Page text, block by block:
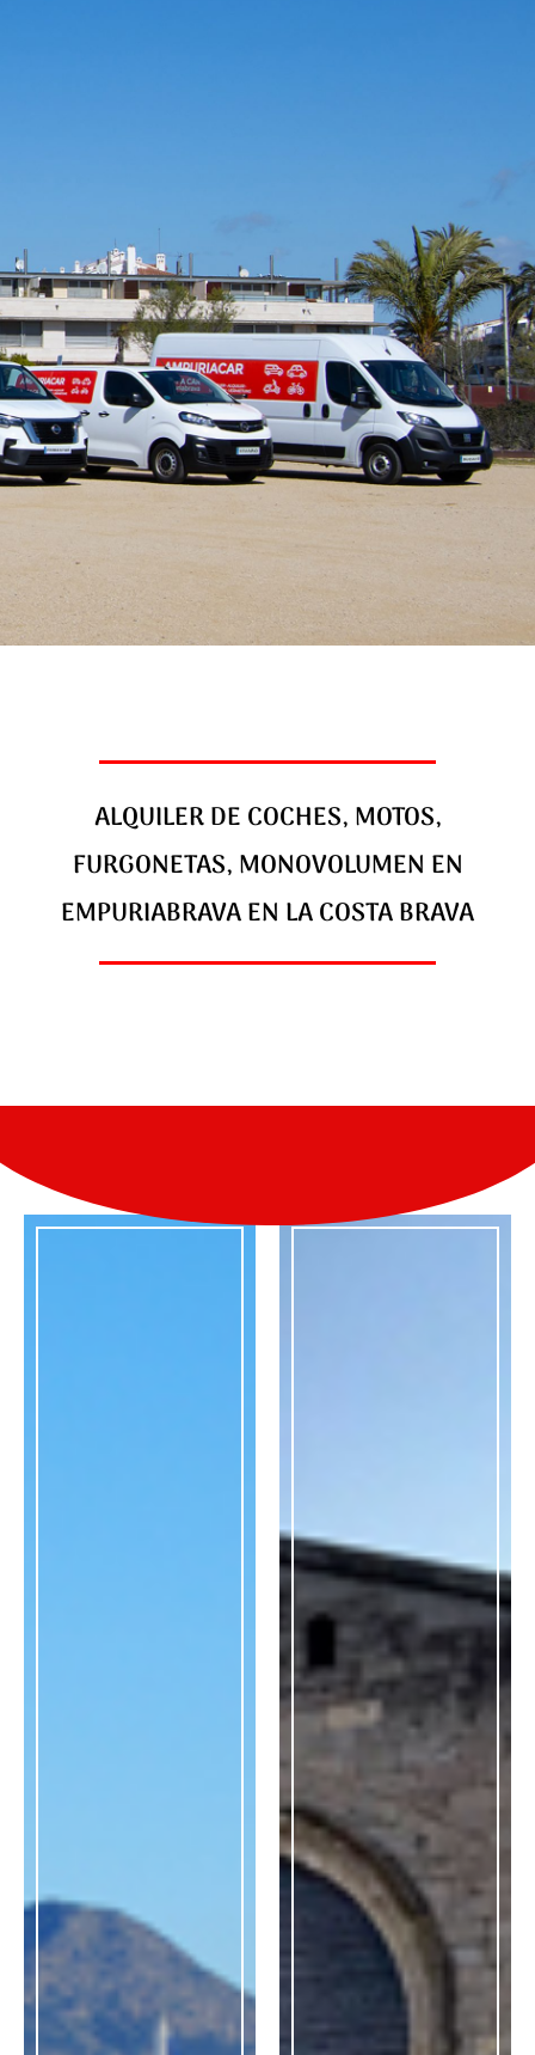
ALQUILER DE COCHES, MOTOS,
FURGONETAS, MONOVOLUMEN EN
EMPURIABRAVA EN LA COSTA BRAVA